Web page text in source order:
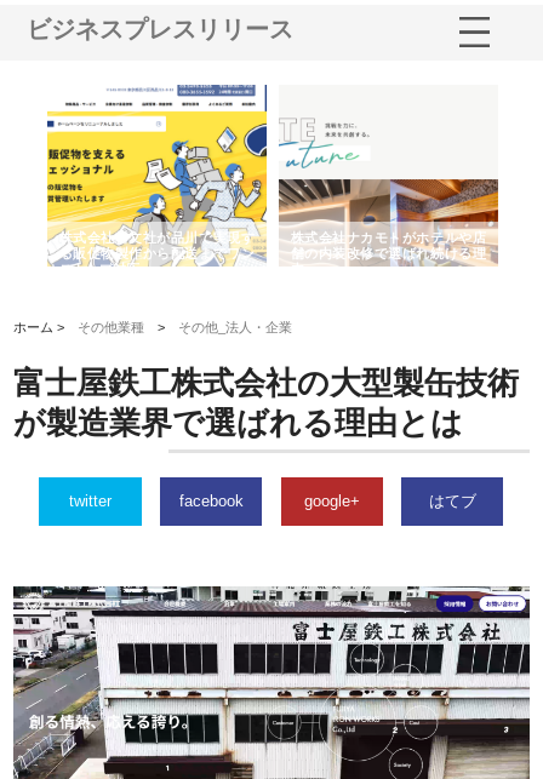
ビジネスプレスリリース
株式会社耕文社が品川で実現す
る販促物製作から配送までワン
ストップ対応
株式会社ナカモトがホテルや店
舗の内装改修で選ばれ続ける理
由
ホーム > その他業種 > その他_法人・企業
富士屋鉄工株式会社の大型製缶技術
が製造業界で選ばれる理由とは
twitter facebook google+ はてブ